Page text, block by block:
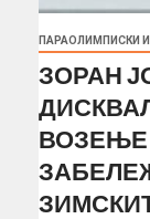
ПАРАОЛИМПИСКИ
ЗОРАН
ВОЗЕЊЕ